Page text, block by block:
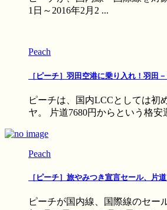
1日～2016年2月2 ...
Peach
［ピーチ］羽田空港に乗り入れ！羽田
ピーチは、国内LCCとしては初
ヤ。 片道7680円からという格
Peach
［ピーチ］旅やみつき宣言セール、片
ピーチが国内線、国際線のセー